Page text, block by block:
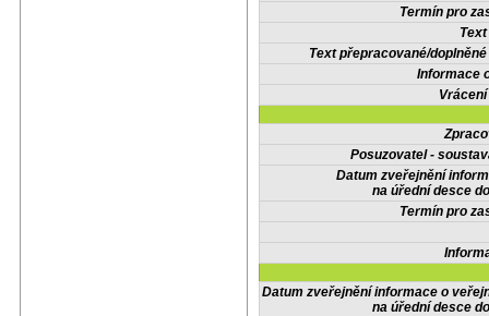
Termín pro
Text přepracované/
Informace
Posuzovatel -
Datum zveřejnění
na úřední desce
Termín pro
Datum zveřejnění informace o
na úřední desce